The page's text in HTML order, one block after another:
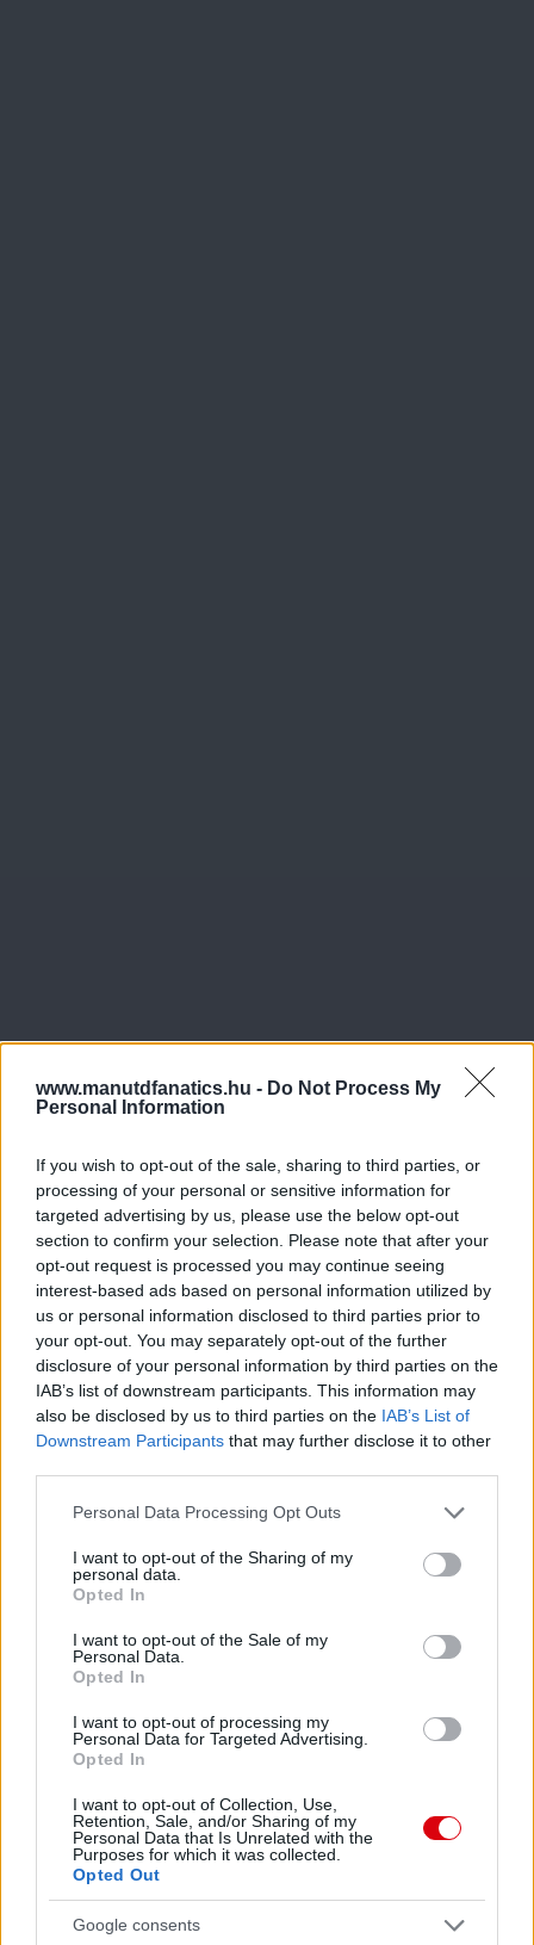
www.manutdfanatics.hu - Do Not Process My
Personal Information
If you wish to opt-out of the sale, sharing to third parties, or
processing of your personal or sensitive information for
targeted advertising by us, please use the below opt-out
section to confirm your selection. Please note that after your
opt-out request is processed you may continue seeing
interest-based ads based on personal information utilized by
us or personal information disclosed to third parties prior to
your opt-out. You may separately opt-out of the further
disclosure of your personal information by third parties on the
IAB’s list of downstream participants. This information may
also be disclosed by us to third parties on the IAB’s List of
Downstream Participants that may further disclose it to other
Please note that this website/app uses one or more Google
not limited to your visit or usage behaviour. You may click to
grant or deny consent to Google and its third-party tags to
use your data for below specified purposes in below Google
consent section.
Personal Data Processing Opt Outs
I want to opt-out of the Sharing of my
personal data.
Opted In
I want to opt-out of the Sale of my
Personal Data.
Opted In
I want to opt-out of processing my
Personal Data for Targeted Advertising.
Opted In
I want to opt-out of Collection, Use,
Retention, Sale, and/or Sharing of my
Personal Data that Is Unrelated with the
Purposes for which it was collected.
Opted Out
Google consents
Meccs Center
Leeds United
United
Felkészülési szezon 5. mérkőzés
Croke Park, Dublin
2026-08-12 20:30